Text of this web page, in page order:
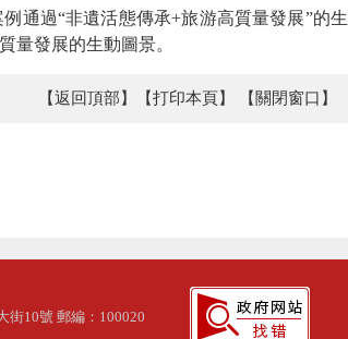
過“非遺活態傳承+旅游高質量發展”的生
量發展的生動圖景。
【返回頂部】 【打印本頁】 【關閉窗口】